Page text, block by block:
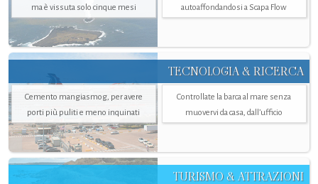
ma è vissuta solo cinque mesi
autoaffondandosi a Scapa Flow
TECNOLOGIA & RICERCA
Cemento mangiasmog, per avere
porti più puliti e meno inquinati
Controllate la barca al mare senza
muovervi da casa, dall’ufficio
TURISMO & ATTRAZIONI